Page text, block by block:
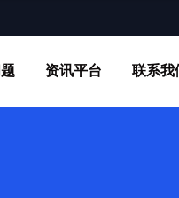
资讯平台 联系我